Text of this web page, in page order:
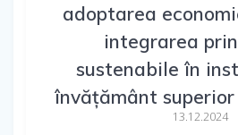
adoptarea
integrarea
sustenabile în
învățământ superior
13.12.2024